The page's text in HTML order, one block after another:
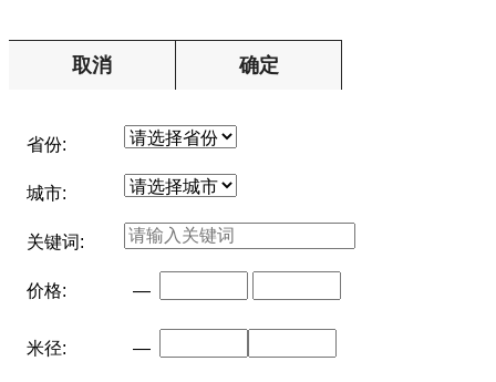
取消 确定
省份:
城市:
关键词:
价格: —
米径: —